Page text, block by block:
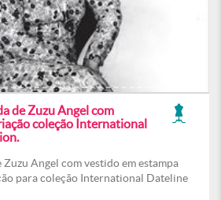
de Zuzu Angel com
coleção International
Angel com vestido em estampa
para coleção International Dateline